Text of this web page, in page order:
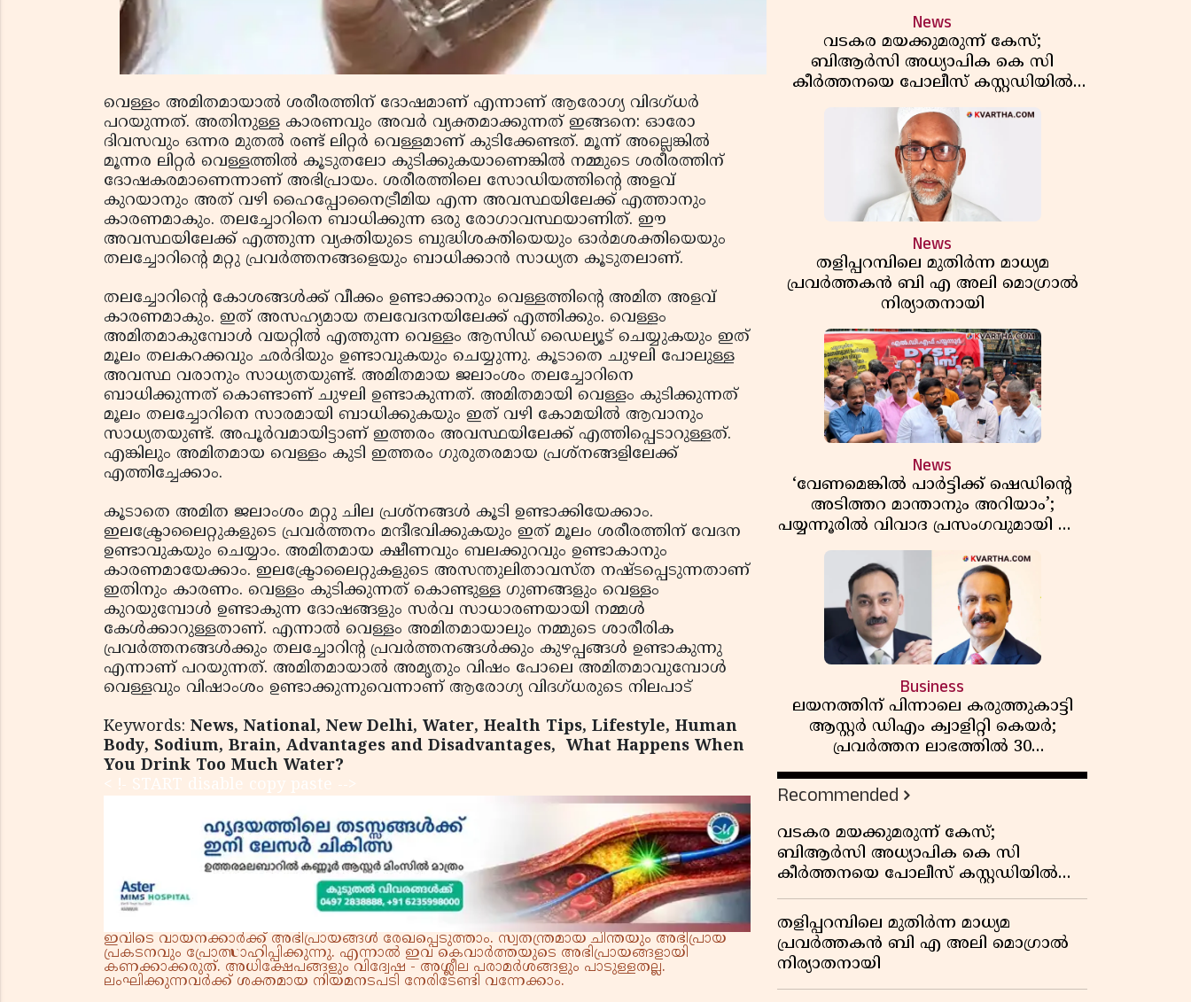
വെള്ളം അമിതമായാൽ ശരീരത്തിന് ദോഷമാണ് എന്നാണ് ആരോഗ്യ വിദഗ്ധർ
പറയുന്നത്. അതിനുള്ള കാരണവും അവർ വ്യക്തമാക്കുന്നത് ഇങ്ങനെ: ഓരോ
ദിവസവും ഒന്നര മുതൽ രണ്ട് ലിറ്റർ വെള്ളമാണ് കുടിക്കേണ്ടത്. മൂന്ന് അല്ലെങ്കിൽ
മൂന്നര ലിറ്റർ വെള്ളത്തിൽ കൂടുതലോ കുടിക്കുകയാണെങ്കിൽ നമ്മുടെ ശരീരത്തിന്
ദോഷകരമാണെന്നാണ് അഭിപ്രായം. ശരീരത്തിലെ സോഡിയത്തിന്റെ അളവ്
കുറയാനും അത് വഴി ഹൈപ്പോനൈട്രീമിയ എന്ന അവസ്ഥയിലേക്ക് എത്താനും
കാരണമാകും. തലച്ചോറിനെ ബാധിക്കുന്ന ഒരു രോഗാവസ്ഥയാണിത്. ഈ
അവസ്ഥയിലേക്ക് എത്തുന്ന വ്യക്തിയുടെ ബുദ്ധിശക്തിയെയും ഓർമശക്തിയെയും
തലച്ചോറിന്റെ മറ്റു പ്രവർത്തനങ്ങളെയും ബാധിക്കാൻ സാധ്യത കൂടുതലാണ്.
തലച്ചോറിന്റെ കോശങ്ങൾക്ക് വീക്കം ഉണ്ടാക്കാനും വെള്ളത്തിന്റെ അമിത അളവ്
കാരണമാകും. ഇത് അസഹ്യമായ തലവേദനയിലേക്ക് എത്തിക്കും. വെള്ളം
അമിതമാകുമ്പോൾ വയറ്റിൽ എത്തുന്ന വെള്ളം ആസിഡ് ഡൈല്യൂട് ചെയ്യുകയും ഇത്
മൂലം തലകറക്കവും ഛർദിയും ഉണ്ടാവുകയും ചെയ്യുന്നു. കൂടാതെ ചുഴലി പോലുള്ള
അവസ്ഥ വരാനും സാധ്യതയുണ്ട്. അമിതമായ ജലാംശം തലച്ചോറിനെ
ബാധിക്കുന്നത് കൊണ്ടാണ് ചുഴലി ഉണ്ടാകുന്നത്. അമിതമായി വെള്ളം കുടിക്കുന്നത്
മൂലം തലച്ചോറിനെ സാരമായി ബാധിക്കുകയും ഇത് വഴി കോമയിൽ ആവാനും
സാധ്യതയുണ്ട്. അപൂർവമായിട്ടാണ് ഇത്തരം അവസ്ഥയിലേക്ക് എത്തിപ്പെടാറുള്ളത്.
എങ്കിലും അമിതമായ വെള്ളം കുടി ഇത്തരം ഗുരുതരമായ പ്രശ്നങ്ങളിലേക്ക്
എത്തിച്ചേക്കാം.
കൂടാതെ അമിത ജലാംശം മറ്റു ചില പ്രശ്നങ്ങൾ കൂടി ഉണ്ടാക്കിയേക്കാം.
ഇലക്ട്രോലൈറ്റുകളുടെ പ്രവർത്തനം മന്ദീഭവിക്കുകയും ഇത് മൂലം ശരീരത്തിന് വേദന
ഉണ്ടാവുകയും ചെയ്യാം. അമിതമായ ക്ഷീണവും ബലക്കുറവും ഉണ്ടാകാനും
കാരണമായേക്കാം. ഇലക്ട്രോലൈറ്റുകളുടെ അസന്തുലിതാവസ്ത നഷ്ടപ്പെടുന്നതാണ്
ഇതിനും കാരണം. വെള്ളം കുടിക്കുന്നത് കൊണ്ടുള്ള ഗുണങ്ങളും വെള്ളം
കുറയുമ്പോൾ ഉണ്ടാകുന്ന ദോഷങ്ങളും സർവ സാധാരണയായി നമ്മൾ
കേൾക്കാറുള്ളതാണ്. എന്നാൽ വെള്ളം അമിതമായാലും നമ്മുടെ ശാരീരിക
പ്രവർത്തനങ്ങൾക്കും തലച്ചോറിന്റ പ്രവർത്തനങ്ങൾക്കും കുഴപ്പങ്ങൾ ഉണ്ടാകുന്നു
എന്നാണ് പറയുന്നത്. അമിതമായാൽ അമൃതും വിഷം പോലെ അമിതമാവുമ്പോൾ
വെള്ളവും വിഷാംശം ഉണ്ടാക്കുന്നുവെന്നാണ് ആരോഗ്യ വിദഗ്ധരുടെ നിലപാട്
Keywords: News, National, New Delhi, Water, Health Tips, Lifestyle, Human
Body, Sodium, Brain, Advantages and Disadvantages, What Happens When
You Drink Too Much Water?
< !- START disable copy paste -->
ഇവിടെ വായനക്കാർക്ക് അഭിപ്രായങ്ങൾ രേഖപ്പെടുത്താം. സ്വതന്ത്രമായ ചിന്തയും അഭിപ്രായ
പ്രകടനവും പ്രോത്സാഹിപ്പിക്കുന്നു. എന്നാൽ ഇവ കെവാർത്തയുടെ അഭിപ്രായങ്ങളായി
കണക്കാക്കരുത്. അധിക്ഷേപങ്ങളും വിദ്വേഷ - അശ്ലീല പരാമർശങ്ങളും പാടുള്ളതല്ല.
ലംഘിക്കുന്നവർക്ക് ശക്തമായ നിയമനടപടി നേരിടേണ്ടി വന്നേക്കാം.
News
വടകര മയക്കുമരുന്ന് കേസ്;
ബിആർസി അധ്യാപിക കെ സി
കീർത്തനയെ പോലീസ് കസ്റ്റഡിയിൽ
News
തളിപ്പറമ്പിലെ മുതിർന്ന മാധ്യമ
പ്രവർത്തകൻ ബി എ അലി മൊഗ്രാൽ
നിര്യാതനായി
News
‘വേണമെങ്കിൽ പാർട്ടിക്ക് ഷെഡിൻ്റെ
അടിത്തറ മാന്താനും അറിയാം’;
പയ്യന്നൂരിൽ വിവാദ പ്രസംഗവുമായി കെ
കെ രാഗേഷ്
Business
ലയനത്തിന് പിന്നാലെ കരുത്തുകാട്ടി
ആസ്റ്റർ ഡിഎം ക്വാളിറ്റി കെയർ;
പ്രവർത്തന ലാഭത്തിൽ 30
ശതമാനത്തിൻ്റെ വളർച്ച,
വരുമാനത്തിലും ലാഭത്തിലും വൻ
കുതിപ്പ് രേഖപ്പെടുത്തി ആദ്യ പാദ
റിപ്പോർട്ട് പുറത്ത്
Recommended
വടകര മയക്കുമരുന്ന് കേസ്;
ബിആർസി അധ്യാപിക കെ സി
കീർത്തനയെ പോലീസ് കസ്റ്റഡിയിൽ
വിട്ടു
തളിപ്പറമ്പിലെ മുതിർന്ന മാധ്യമ
പ്രവർത്തകൻ ബി എ അലി മൊഗ്രാൽ
നിര്യാതനായി